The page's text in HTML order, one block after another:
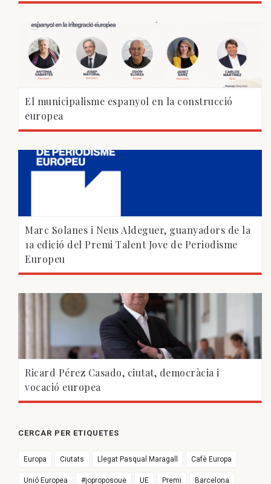
El municipalisme espanyol en la construcció
europea
Marc Solanes i Neus Aldeguer, guanyadors de la
1a edició del Premi Talent Jove de Periodisme
Europeu
Ricard Pérez Casado, ciutat, democràcia i
vocació europea
CERCAR PER ETIQUETES
Europa Ciutats Llegat Pasqual Maragall Cafè Europa
Unió Europea #joproposoue UE Premi Barcelona